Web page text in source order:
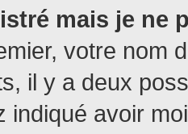
mais je ne
votre nom
il y a deux
indiqué avoir